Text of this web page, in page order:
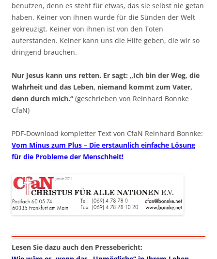
benutzen, denn es steht für etwas, das sie selbst nie getan
haben. Keiner von ihnen wurde für die Sünden der Welt
gekreuzigt. Keiner von ihnen ist von den Toten
auferstanden. Keiner kann uns die Hilfe geben, die wir so
dringend brauchen.
Nur Jesus kann uns retten. Er sagt: „Ich bin der Weg, die
Wahrheit und das Leben, niemand kommt zum Vater,
denn durch mich.“ (geschrieben von Reinhard Bonnke
CfaN)
PDF-Download kompletter Text von CfaN Reinhard Bonnke:
Vom Minus zum Plus – Die erstaunlich einfache Lösung
für die Probleme der Menschheit!
Lesen Sie dazu auch den Pressebericht: